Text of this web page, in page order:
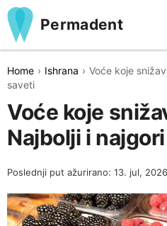
Permadent
Home Ishrana
Voće koje
saveti
Voće koje
Najbolji i
Poslednji put ažurirano: 13. jul, 2026